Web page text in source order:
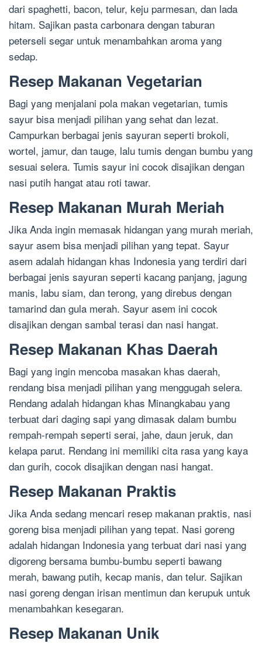
dari spaghetti, bacon, telur, keju parmesan, dan lada
hitam. Sajikan pasta carbonara dengan taburan
peterseli segar untuk menambahkan aroma yang
sedap.
Resep Makanan Vegetarian
Bagi yang menjalani pola makan vegetarian, tumis
sayur bisa menjadi pilihan yang sehat dan lezat.
Campurkan berbagai jenis sayuran seperti brokoli,
wortel, jamur, dan tauge, lalu tumis dengan bumbu yang
sesuai selera. Tumis sayur ini cocok disajikan dengan
nasi putih hangat atau roti tawar.
Resep Makanan Murah Meriah
Jika Anda ingin memasak hidangan yang murah meriah,
sayur asem bisa menjadi pilihan yang tepat. Sayur
asem adalah hidangan khas Indonesia yang terdiri dari
berbagai jenis sayuran seperti kacang panjang, jagung
manis, labu siam, dan terong, yang direbus dengan
tamarind dan gula merah. Sayur asem ini cocok
disajikan dengan sambal terasi dan nasi hangat.
Resep Makanan Khas Daerah
Bagi yang ingin mencoba masakan khas daerah,
rendang bisa menjadi pilihan yang menggugah selera.
Rendang adalah hidangan khas Minangkabau yang
terbuat dari daging sapi yang dimasak dalam bumbu
rempah-rempah seperti serai, jahe, daun jeruk, dan
kelapa parut. Rendang ini memiliki cita rasa yang kaya
dan gurih, cocok disajikan dengan nasi hangat.
Resep Makanan Praktis
Jika Anda sedang mencari resep makanan praktis, nasi
goreng bisa menjadi pilihan yang tepat. Nasi goreng
adalah hidangan Indonesia yang terbuat dari nasi yang
digoreng bersama bumbu-bumbu seperti bawang
merah, bawang putih, kecap manis, dan telur. Sajikan
nasi goreng dengan irisan mentimun dan kerupuk untuk
menambahkan kesegaran.
Resep Makanan Unik